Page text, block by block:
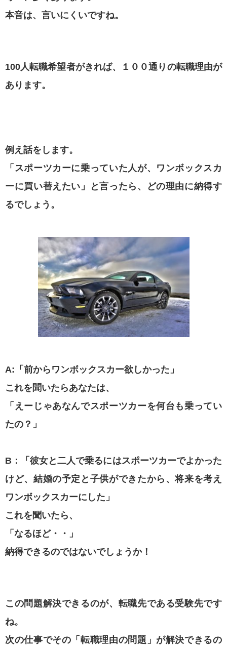
本音は、言いにくいですね。
100人転職希望者がきれば、１００通りの転職理由が
あります。
例え話をします。
「スポーツカーに乗っていた人が、ワンボックスカ
ーに買い替えたい」と言ったら、どの理由に納得す
るでしょう。
A:「前からワンボックスカー欲しかった」
これを聞いたらあなたは、
「えーじゃあなんでスポーツカーを何台も乗ってい
たの？」
B：「彼女と二人で乗るにはスポーツカーでよかった
けど、結婚の予定と子供ができたから、将来を考え
ワンボックスカーにした」
これを聞いたら、
「なるほど・・」
納得できるのではないでしょうか！
この問題解決できるのが、転職先である受験先です
ね。
次の仕事でその「転職理由の問題」が解決できるの